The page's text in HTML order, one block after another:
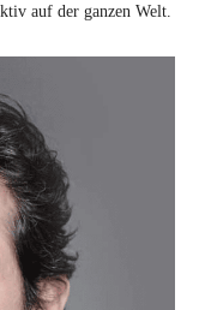
auf der ganzen Welt.